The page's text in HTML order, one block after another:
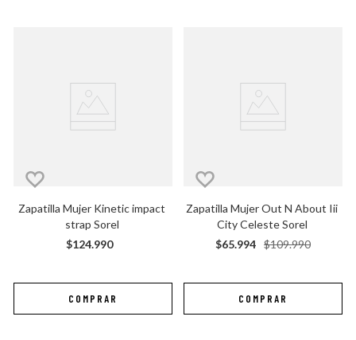
Zapatilla Mujer Kinetic impact
strap Sorel
$124.990
Zapatilla Mujer Out N About Iii
City Celeste Sorel
$109.990
$65.994